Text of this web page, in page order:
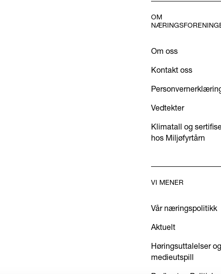
OM
Om oss
Kontakt oss
Vedtekter
Klimatall og
hos Miljøfyrtårn
VI MENER
Vår næringspolitikk
Aktuelt
Høringsuttalelser og
medieutspill